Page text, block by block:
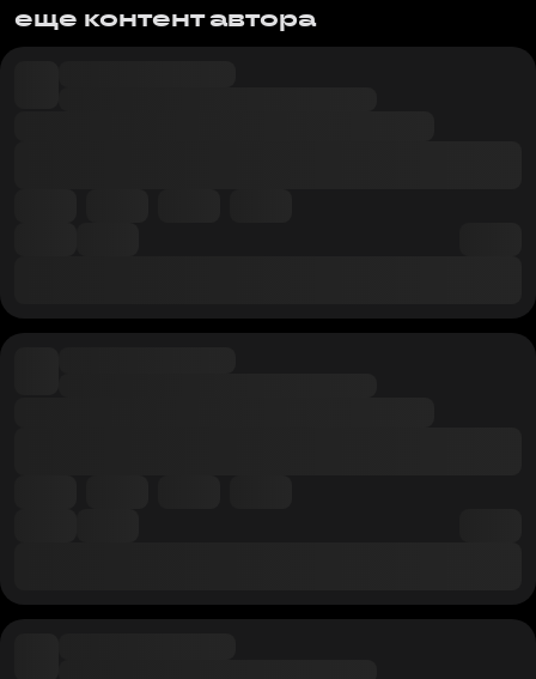
еще контент автора